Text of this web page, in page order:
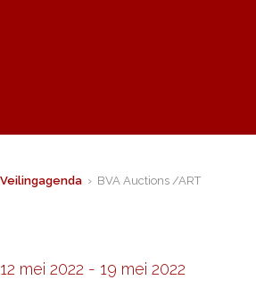
Veilingagenda › BVA Auctions /ART
12 mei 2022 - 19 mei 2022